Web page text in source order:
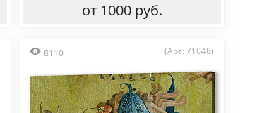
от 1000 руб.
8110 (Арт: 71048)